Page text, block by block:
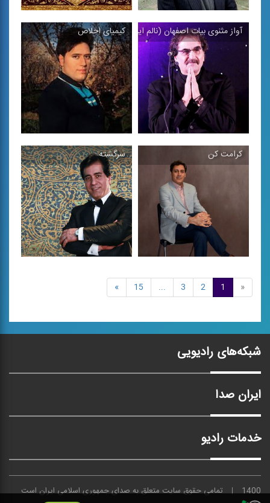
خداحافظ
مرثیه عاشورایی
فلق
تكخوانی محمد گلریز ویژه
نوزده رمضان
آواز مثنوی بیات اصفهان (نالم ایرا ناله‌ ها خوش آیدش)
آواز مثنوی بیات
اصفهان (نالم ایرا ناله‌
ها خوش آیدش)
تكخوانی شهرام ناظری،
كیمیای اخلاص
كیمیای اخلاص
آواز دشتی
كرامت كن
كرامت كن
سرگشته
«
1
2
3
...
15
»
شبکه‌های رادیویی
ایران صدا
خدمات رادیو
1400 تمامی حقوق سایت متعلق بهصدایجمهوری اسلامی ایران است